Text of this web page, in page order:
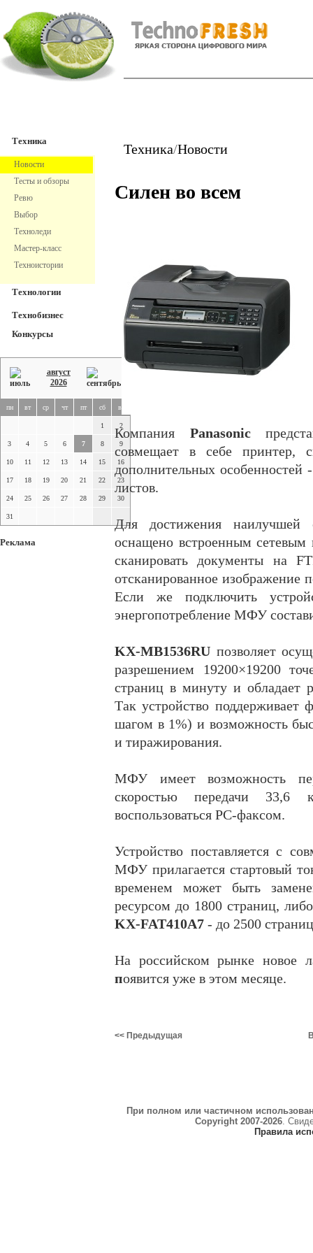
Техника
Новости
Тесты и обзоры
Ревю
Выбор
Техноледи
Мастер-класс
Техноистории
Технологии
Технобизнес
Конкурсы
август
2026
пн вт ср чт пт сб вс
1 2
3 4 5 6 7 8 9
10 11 12 13 14 15 16
17 18 19 20 21 22 23
24 25 26 27 28 29 30
31
Реклама
Техника/Новости
Силен во всем
Компания Panasonic
совмещает в себе принтер,
дополнительных особенностей
листов.
Для достижения
оснащено встроенным сетевым
сканировать документы на
отсканированное изображение
Если же подключить
энергопотребление МФУ
KX-MB1536RU позволяет
разрешением 19200×19200
страниц в минуту и обладает
Так устройство
шагом в 1%) и возможность
и тиражирования.
МФУ имеет возможность
скоростью передачи 33,6
воспользоваться PC-факсом.
Устройство поставляется с
МФУ прилагается стартовый
временем может быть
ресурсом до 1800 страниц,
KX-FAT410A7 - до 2500
На российском рынке новое
появится уже в этом месяце.
<< Предыдущая
При полном или частичном
Copyright 2007-2026.
Правила